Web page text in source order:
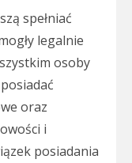
spełniać
legalnie
osoby
oraz
i
posiadania